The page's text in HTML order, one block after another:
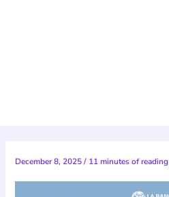
December 8, 2025/ 11 minutes of reading